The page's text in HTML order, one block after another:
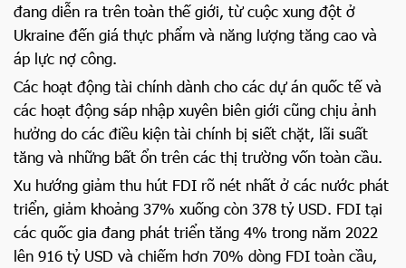
đang diễn ra trên toàn thế giới, từ cuộc xung đột ở
Ukraine đến giá thực phẩm và năng lượng tăng cao và
áp lực nợ công.
Các hoạt động tài chính dành cho các dự án quốc tế và
các hoạt động sáp nhập xuyên biên giới cũng chịu ảnh
hưởng do các điều kiện tài chính bị siết chặt, lãi suất
tăng và những bất ổn trên các thị trường vốn toàn cầu.
Xu hướng giảm thu hút FDI rõ nét nhất ở các nước phát
triển, giảm khoảng 37% xuống còn 378 tỷ USD. FDI tại
các quốc gia đang phát triển tăng 4% trong năm 2022
lên 916 tỷ USD và chiếm hơn 70% dòng FDI toàn cầu,